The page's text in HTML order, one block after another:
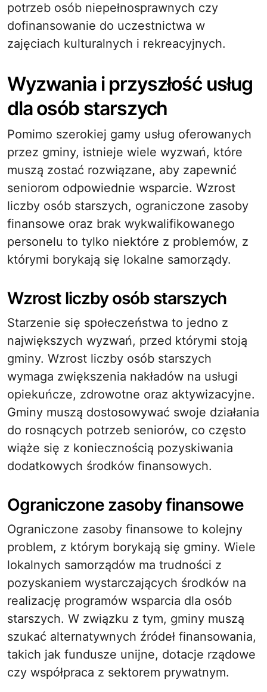
potrzeb osób niepełnosprawnych czy
dofinansowanie do uczestnictwa w
zajęciach kulturalnych i rekreacyjnych.
Wyzwania i przyszłość usług
dla osób starszych
Pomimo szerokiej gamy usług oferowanych
przez gminy, istnieje wiele wyzwań, które
muszą zostać rozwiązane, aby zapewnić
seniorom odpowiednie wsparcie. Wzrost
liczby osób starszych, ograniczone zasoby
finansowe oraz brak wykwalifikowanego
personelu to tylko niektóre z problemów, z
którymi borykają się lokalne samorządy.
Wzrost liczby osób starszych
Starzenie się społeczeństwa to jedno z
największych wyzwań, przed którymi stoją
gminy. Wzrost liczby osób starszych
wymaga zwiększenia nakładów na usługi
opiekuńcze, zdrowotne oraz aktywizacyjne.
Gminy muszą dostosowywać swoje działania
do rosnących potrzeb seniorów, co często
wiąże się z koniecznością pozyskiwania
dodatkowych środków finansowych.
Ograniczone zasoby finansowe
Ograniczone zasoby finansowe to kolejny
problem, z którym borykają się gminy. Wiele
lokalnych samorządów ma trudności z
pozyskaniem wystarczających środków na
realizację programów wsparcia dla osób
starszych. W związku z tym, gminy muszą
szukać alternatywnych źródeł finansowania,
takich jak fundusze unijne, dotacje rządowe
czy współpraca z sektorem prywatnym.